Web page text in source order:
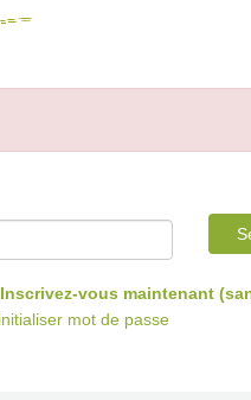
Inscrivez-vous maintenant
mot de passe